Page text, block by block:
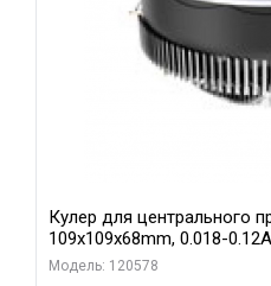
Кулер для центрального
109x109x68mm, 0.018-
+/-10%
Модель: 120578